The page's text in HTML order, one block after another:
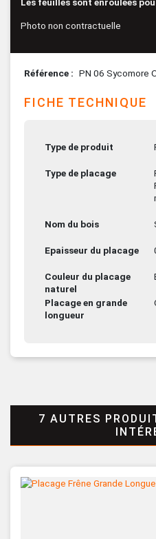
Photo non contractuelle
Référence PN 06 Sycomore
FICHE TECHNIQUE
Type de produit
Type de placage
Nom du bois
Epaisseur du placage
Couleur du placage
naturel
Placage en grande
longueur
7 AUTRES